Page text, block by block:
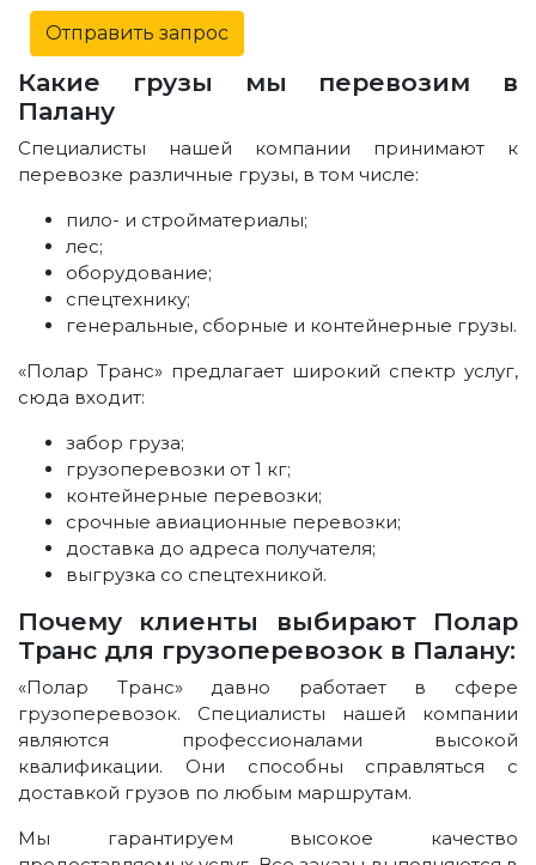
Отправить запрос
Какие грузы мы перевозим в
Палану
Специалисты нашей компании принимают к
перевозке различные грузы, в том числе:
пило- и стройматериалы;
лес;
оборудование;
спецтехнику;
генеральные, сборные и контейнерные грузы.
«Полар Транс» предлагает широкий спектр услуг,
сюда входит:
забор груза;
грузоперевозки от 1 кг;
контейнерные перевозки;
срочные авиационные перевозки;
доставка до адреса получателя;
выгрузка со спецтехникой.
Почему клиенты выбирают Полар
Транс для грузоперевозок в Палану:
«Полар Транс» давно работает в сфере
грузоперевозок. Специалисты нашей компании
являются профессионалами высокой
квалификации. Они способны справляться с
доставкой грузов по любым маршрутам.
Мы гарантируем высокое качество